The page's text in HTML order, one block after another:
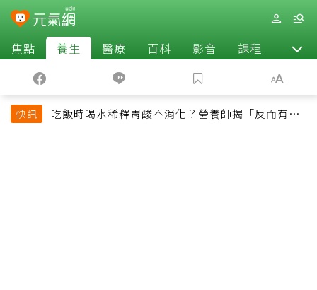
焦點 養生 醫療 百科 影音 課程 退休
快訊
吃飯時喝水稀釋胃酸不消化？營養師揭「反而有好